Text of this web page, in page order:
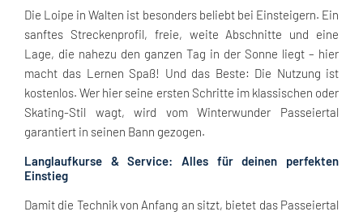
Die Loipe in Walten ist besonders beliebt bei Einsteigern. Ein
sanftes Streckenprofil, freie, weite Abschnitte und eine
Lage, die nahezu den ganzen Tag in der Sonne liegt – hier
macht das Lernen Spaß! Und das Beste: Die Nutzung ist
kostenlos. Wer hier seine ersten Schritte im klassischen oder
Skating-Stil wagt, wird vom Winterwunder Passeiertal
garantiert in seinen Bann gezogen.
Langlaufkurse & Service: Alles für deinen perfekten
Einstieg
Damit die Technik von Anfang an sitzt, bietet das Passeiertal